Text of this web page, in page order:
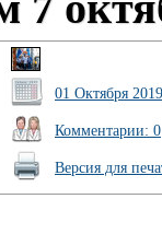
01 Октября 2019
Комментарии: 0
Версия для